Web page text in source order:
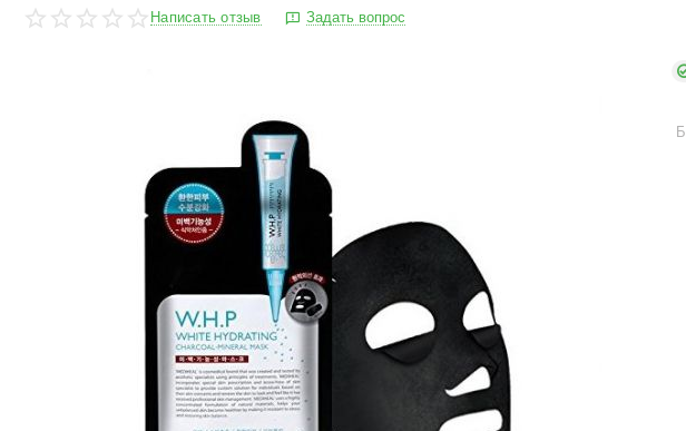
Написать отзыв Задать вопрос